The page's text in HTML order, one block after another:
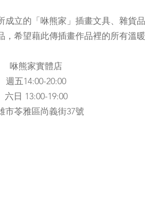
成立的「咻熊家」插畫文具、雜貨品
，希望藉此傳插畫作品裡的所有溫暖
咻熊家實體店
​週五14:00-20:00
六日 13:00-19:00
市苓雅區尚義街37號